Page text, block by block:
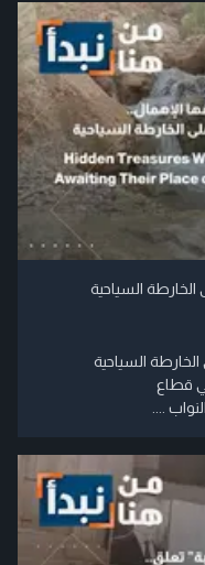
السياحية
السياحية
قطاع
....